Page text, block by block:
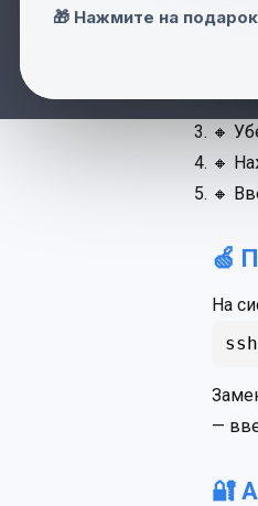
🔸
🔸
🔸
🔸
🍏
На
—
🔐
🎁 Нажмите на